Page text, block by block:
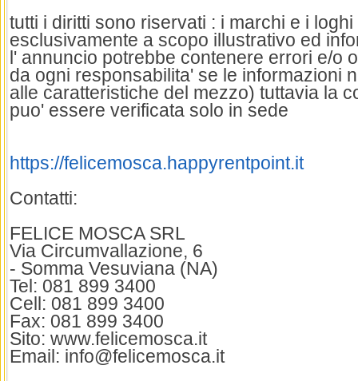
tutti i diritti sono riservati : i marchi e i
esclusivamente a scopo illustrativo ed
l' annuncio potrebbe contenere errori e/o
da ogni responsabilita' se le informazioni
alle caratteristiche del mezzo) tuttavia la
puo' essere verificata solo in sede
https://felicemosca.happyrentpoint.it
Contatti:
FELICE MOSCA SRL
Via Circumvallazione, 6
- Somma Vesuviana (NA)
Tel: 081 899 3400
Cell: 081 899 3400
Fax: 081 899 3400
Sito: www.felicemosca.it
Email: info@felicemosca.it